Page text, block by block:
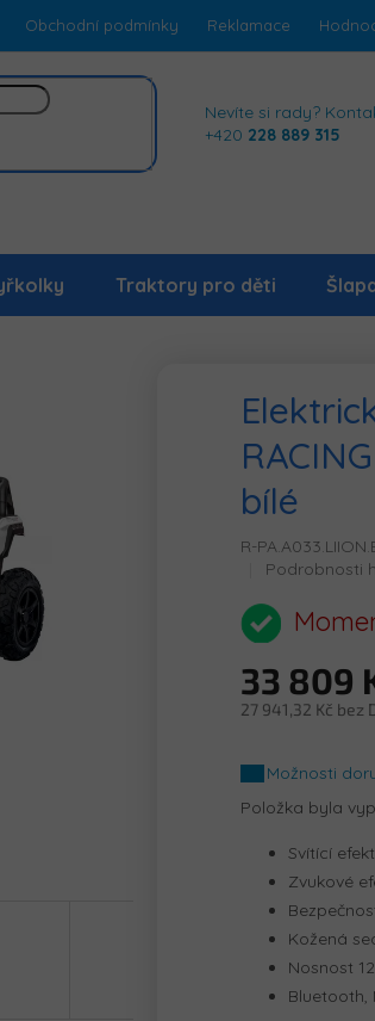
Obchodní podmínky Reklamace
Nevíte si rady?
+420 228 889 315
Traktory pro děti
bílé
R-
Průměrné
produktu
je
z
5
Podrobnosti
33 809
27 941,32 Kč bez
cena:Možnosti
Položka byla
Svítící
Zvukové
Kožená
Nosnost
Bluetooth,